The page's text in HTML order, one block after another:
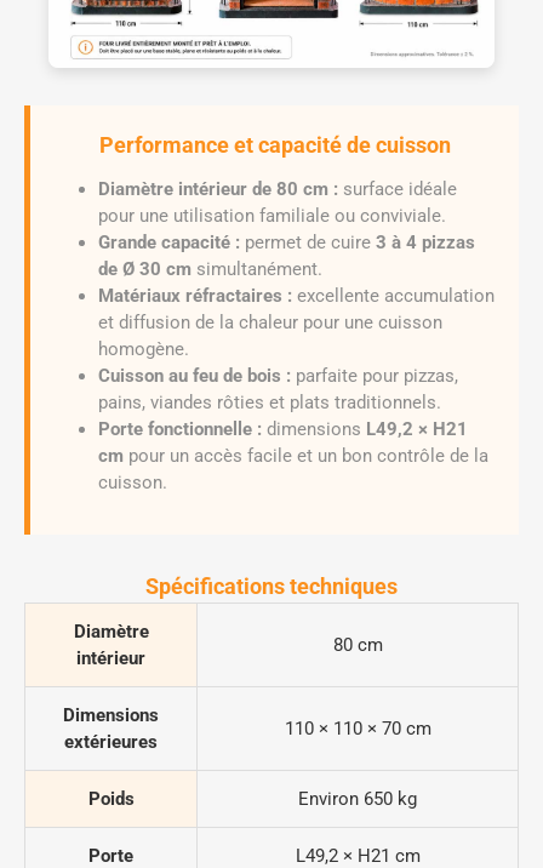
Performance et capacité de cuisson
Diamètre intérieur de 80 cm : surface idéale
pour une utilisation familiale ou conviviale.
Grande capacité : permet de cuire 3 à 4 pizzas
de Ø 30 cm simultanément.
Matériaux réfractaires : excellente accumulation
et diffusion de la chaleur pour une cuisson
homogène.
Cuisson au feu de bois : parfaite pour pizzas,
pains, viandes rôties et plats traditionnels.
Porte fonctionnelle : dimensions L49,2 × H21
cm pour un accès facile et un bon contrôle de la
cuisson.
Spécifications techniques
Diamètre
intérieur
80 cm
Dimensions
extérieures
110 × 110 × 70 cm
Poids Environ 650 kg
Porte L49,2 × H21 cm